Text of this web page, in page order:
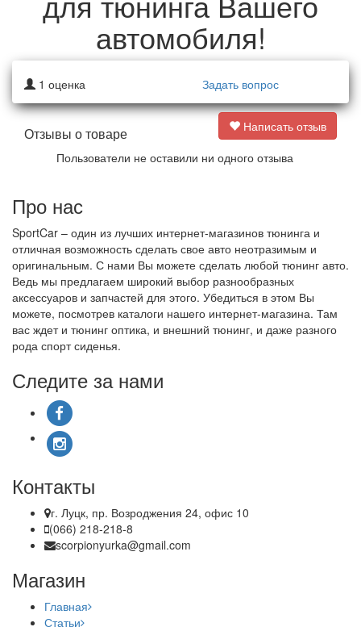
автомобиля!
1 оценка Задать вопрос
Отзывы о товаре
Написать отзыв
Пользователи не оставили ни одного отзыва
Про нас
SportCar – один из лучших интернет-магазинов тюнинга и
отличная возможность сделать свое авто неотразимым и
оригинальным. С нами Вы можете сделать любой тюнинг авто.
Ведь мы предлагаем широкий выбор разнообразных
аксессуаров и запчастей для этого. Убедиться в этом Вы
можете, посмотрев каталоги нашего интернет-магазина. Там
вас ждет и тюнинг оптика, и внешний тюнинг, и даже разного
рода спорт сиденья.
Следите за нами
Контакты
г. Луцк, пр. Возроджения 24, офис 10
(066) 218-218-8
scorpionyurka@gmail.com
Магазин
Главная
Статьи